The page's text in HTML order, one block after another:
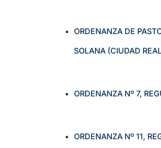
ORDENANZA DE
SOLANA (CIUDAD
ORDENANZA Nº 7,
ORDENANZA Nº 11,